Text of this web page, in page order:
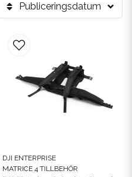
Publiceringsdatum
DJI ENTERPRISE
MATRICE 4 TILLBEHÖR